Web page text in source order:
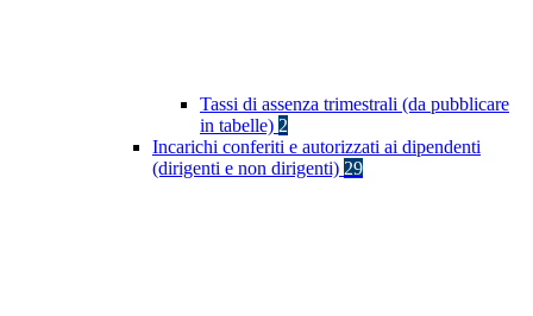
Tassi di assenza trimestrali (da pubblicare
in tabelle) 2
Incarichi conferiti e autorizzati ai dipendenti
(dirigenti e non dirigenti) 29